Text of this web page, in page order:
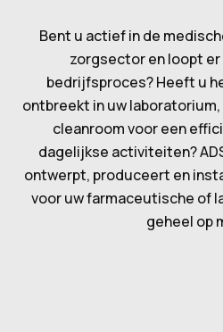
Bent u actief in de
zorgsector en loopt
bedrijfsproces? Heeft u
ontbreekt in uw
cleanroom voor een
dagelijkse activiteiten?
ontwerpt, produceert en
voor uw farmaceutische of
geheel op